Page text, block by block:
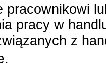
pracownikowi
pracy w
z